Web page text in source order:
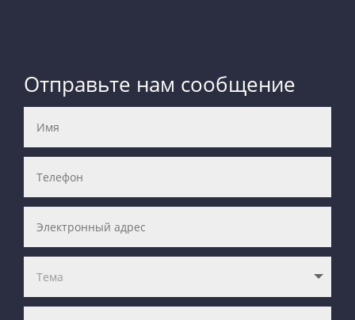
Отправьте нам сообщение